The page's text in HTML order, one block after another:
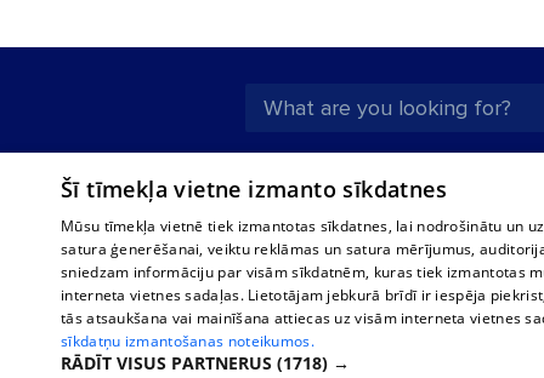
About us
For business
Tariffs
Privacy policy
Cookie settings
Bus
Train
Šī tīmekļa vietne izmanto sīkdatnes
Mūsu tīmekļa vietnē tiek izmantotas sīkdatnes, lai nodrošinātu un
satura ģenerēšanai, veiktu reklāmas un satura mērījumus,
sniedzam informāciju par visām sīkdatnēm, kuras tiek izmantotas
interneta vietnes sadaļas. Lietotājam jebkurā brīdī ir iespēja
tās atsaukšana vai mainīšana attiecas uz visām interneta vietnes
sīkdatņu izmantošanas noteikumos.
RĀDĪT VISUS PARTNERUS (1718) →